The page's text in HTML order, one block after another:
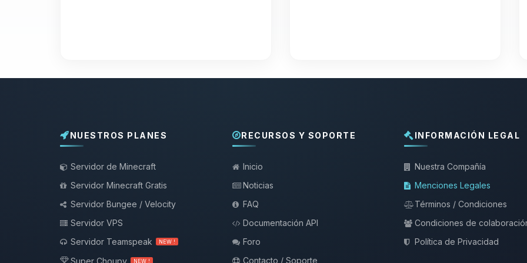
NUESTROS PLANES
Servidor de Minecraft
Servidor Minecraft Gratis
Servidor Bungee / Velocity
Servidor VPS
Servidor Teamspeak
NEW !
Super Choupy NEW !
RECURSOS Y SOPORTE
Inicio
Noticias
FAQ
Documentación API
Foro
Contacto / Soporte
INFORMACIÓN LEGAL
Nuestra Compañía
Menciones Legales
Términos / Condiciones
Condiciones de
Política de Privacidad